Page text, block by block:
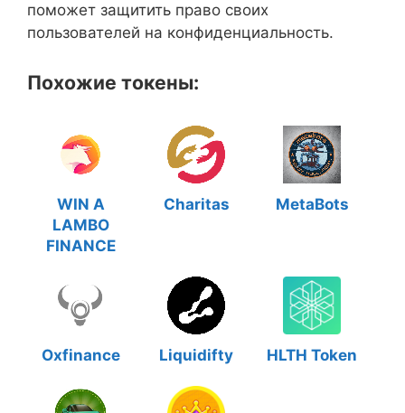
поможет защитить право своих
пользователей на конфиденциальность.
Похожие токены:
WIN A
LAMBO
FINANCE
Charitas MetaBots
Oxfinance Liquidifty HLTH Token